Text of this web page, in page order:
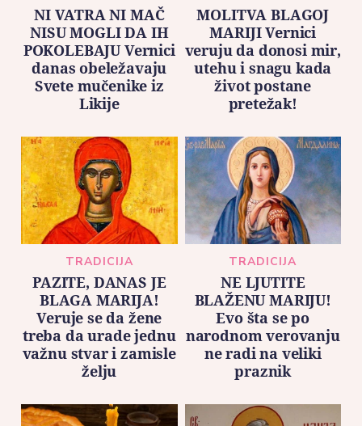
NI VATRA NI MAČ
NISU MOGLI DA IH
POKOLEBAJU Vernici
danas obeležavaju
Svete mučenike iz
Likije
MOLITVA BLAGOJ
MARIJI Vernici
veruju da donosi mir,
utehu i snagu kada
život postane
pretežak!
TRADICIJA
PAZITE, DANAS JE
BLAGA MARIJA!
Veruje se da žene
treba da urade jednu
važnu stvar i zamisle
želju
TRADICIJA
NE LJUTITE
BLAŽENU MARIJU!
Evo šta se po
narodnom verovanju
ne radi na veliki
praznik